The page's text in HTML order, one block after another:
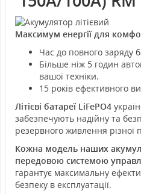
Максимум енергії для
Час до повного заряду
Більше ніж 5 годин
вашої техніки.
15 років ефективного
Літієві батареї LiFePO4
забезпечують надійну та
резервного живлення різної
Кожна модель наших
передовою системою
гарантує максимальну
безпеку в експлуатації.